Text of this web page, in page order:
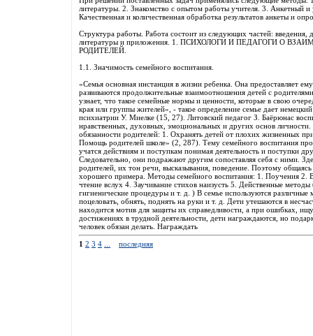
литературы. 2. Знакомство с опытом работы учителя. 3. Анкетный
Качественная и количественная обработка результатов анкеты и
Структура работы. Работа состоит из следующих частей: введения,
литературы и приложения. 1. ПСИХОЛОГИ И ПЕДАГОГИ О
РОДИТЕЛЕЙ.
1.1. Значимость семейного воспитания.
«Семья основная инстанция в жизни ребенка. Она предоставляет
развиваются продолжительные взаимоотношения детей с
узнает, что такое семейные нормы и ценности, которые в свою
края или группы жителей», - такое определение семье дает
психиатрии У. Миелке (15, 27). Литовский педагог З. Баёрюнас
нравственных, духовных, эмоциональных и других основ
обязанности родителей: 1. Охранять детей от плохих жизненных
Помощь родителей школе» (2, 287). Тему семейного воспитания
учатся действиям и поступкам понимая деятельность и поступки
Следовательно, они подражают другим сопоставляя себя с ними.
родителей, их тон речи, высказывания, поведение. Поэтому
хорошего примера. Методы семейного воспитания: 1. Поучения 2.
чтение вслух 4. Заучивание стихов наизусть 5. Действенные
гигиенические процедуры и т. д. ) В семье используются
поцеловать, обнять, поднять на руки и т. д. Дети утешаются в
находится мотив для защиты их справедливости, а при ошибках,
достижениях в трудной деятельности, дети награждаются, но
человек обязан делать. Награждать
1 2 3 4 последняя